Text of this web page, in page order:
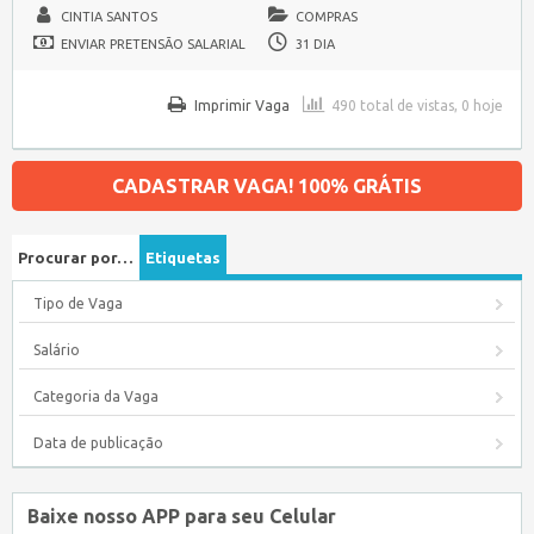
CINTIA SANTOS
COMPRAS
ENVIAR PRETENSÃO SALARIAL
31 DIA
490 total de vistas, 0 hoje
Imprimir Vaga
CADASTRAR VAGA! 100% GRÁTIS
Procurar por… Etiquetas
Tipo de Vaga
Salário
Categoria da Vaga
Data de publicação
Baixe nosso APP para seu Celular